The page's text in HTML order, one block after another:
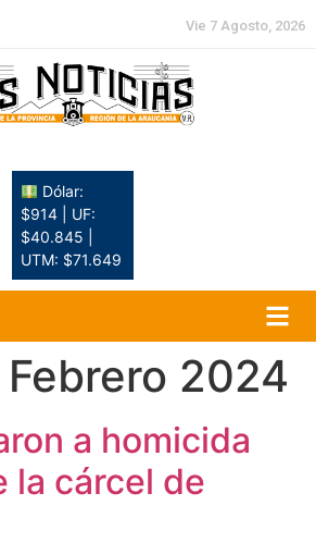
Vie 7 Agosto, 2026
Dólar:
$914 | UF:
$40.845 |
UTM: $71.649
2024
a homicida
la cárcel de